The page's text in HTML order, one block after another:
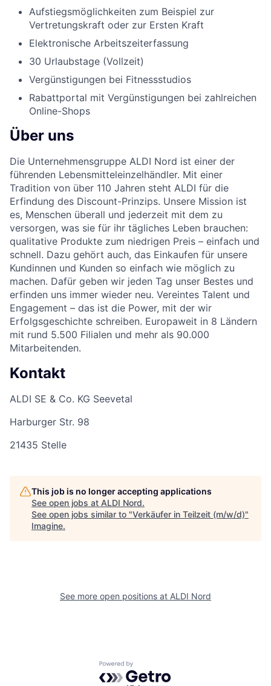
Aufstiegsmöglichkeiten zum Beispiel zur
Vertretungskraft oder zur Ersten Kraft
Elektronische Arbeitszeiterfassung
30 Urlaubstage (Vollzeit)
Vergünstigungen bei Fitnessstudios
Rabattportal mit Vergünstigungen bei zahlreichen
Online-Shops
Über uns
Die Unternehmensgruppe ALDI Nord ist einer der
führenden Lebensmitteleinzelhändler. Mit einer
Tradition von über 110 Jahren steht ALDI für die
Erfindung des Discount-Prinzips. Unsere Mission ist
es, Menschen überall und jederzeit mit dem zu
versorgen, was sie für ihr tägliches Leben brauchen:
qualitative Produkte zum niedrigen Preis – einfach und
schnell. Dazu gehört auch, das Einkaufen für unsere
Kundinnen und Kunden so einfach wie möglich zu
machen. Dafür geben wir jeden Tag unser Bestes und
erfinden uns immer wieder neu. Vereintes Talent und
Engagement – das ist die Power, mit der wir
Erfolgsgeschichte schreiben. Europaweit in 8 Ländern
mit rund 5.500 Filialen und mehr als 90.000
Mitarbeitenden.
Kontakt
ALDI SE & Co. KG Seevetal
Harburger Str. 98
21435 Stelle
This job is no longer accepting applications
See open jobs at ALDI Nord.
See open jobs similar to "Verkäufer in Teilzeit (m/w/d)"
Imagine.
See more open positions at ALDI Nord
Powered by Getro.com